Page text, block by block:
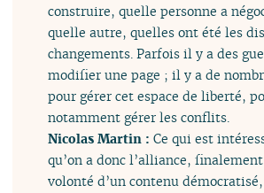
construire, quelle personne a
quelle autre, quelles ont été les
changements. Parfois il y a des
modifier une page ; il y a de
pour gérer cet espace de liberté,
notamment gérer les conflits.
Nicolas Martin :Ce qui est
qu’on a donc l’alliance,
volonté d’un contenu